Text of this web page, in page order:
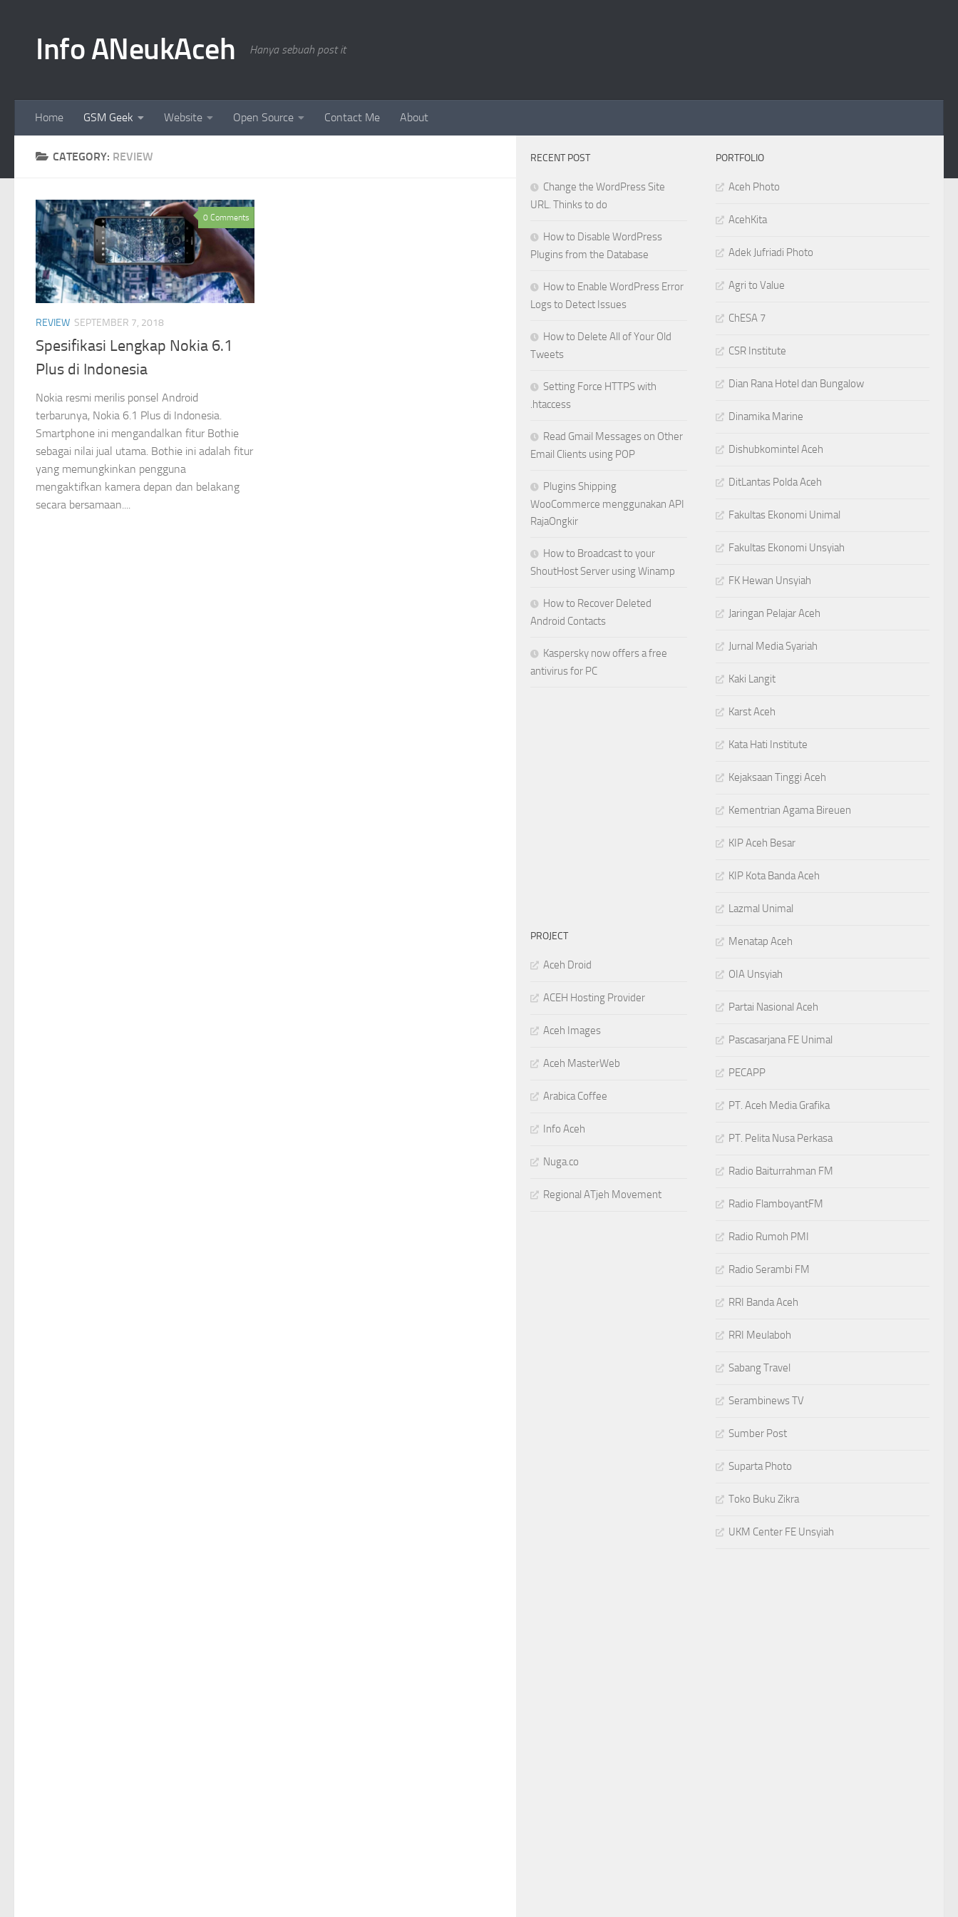
Info ANeukAceh Hanya sebuah post it
Home GSM Geek Website Open Source Contact Me About
CATEGORY: REVIEW
0 Comments
REVIEW SEPTEMBER 7, 2018
Spesifikasi Lengkap Nokia 6.1
Plus di Indonesia
Nokia resmi merilis ponsel Android
terbarunya, Nokia 6.1 Plus di Indonesia.
Smartphone ini mengandalkan fitur Bothie
sebagai nilai jual utama. Bothie ini adalah fitur
yang memungkinkan pengguna
mengaktifkan kamera depan dan belakang
secara bersamaan....
PORTFOLIO
Aceh Photo
AcehKita
Adek Jufriadi Photo
Agri to Value
ChESA 7
CSR Institute
Dian Rana Hotel dan Bungalow
Dinamika Marine
Dishubkomintel Aceh
DitLantas Polda Aceh
Fakultas Ekonomi Unimal
Fakultas Ekonomi Unsyiah
FK Hewan Unsyiah
Jaringan Pelajar Aceh
Jurnal Media Syariah
Kaki Langit
Karst Aceh
Kata Hati Institute
Kejaksaan Tinggi Aceh
Kementrian Agama Bireuen
KIP Aceh Besar
KIP Kota Banda Aceh
Lazmal Unimal
Menatap Aceh
OIA Unsyiah
Partai Nasional Aceh
Pascasarjana FE Unimal
PECAPP
PT. Aceh Media Grafika
PT. Pelita Nusa Perkasa
Radio Baiturrahman FM
Radio FlamboyantFM
Radio Rumoh PMI
Radio Serambi FM
RRI Banda Aceh
RRI Meulaboh
Sabang Travel
Serambinews TV
Sumber Post
Suparta Photo
Toko Buku Zikra
UKM Center FE Unsyiah
RECENT POST
Change the WordPress Site
URL. Thinks to do
How to Disable WordPress
Plugins from the Database
How to Enable WordPress Error
Logs to Detect Issues
How to Delete All of Your Old
Tweets
Setting Force HTTPS with
.htaccess
Read Gmail Messages on Other
Email Clients using POP
Plugins Shipping
WooCommerce menggunakan API
RajaOngkir
How to Broadcast to your
ShoutHost Server using Winamp
How to Recover Deleted
Android Contacts
Kaspersky now offers a free
antivirus for PC
PROJECT
Aceh Droid
ACEH Hosting Provider
Aceh Images
Aceh MasterWeb
Arabica Coffee
Info Aceh
Nuga.co
Regional ATjeh Movement